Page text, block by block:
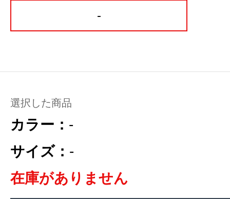
-
選択した商品
カラー： -
サイズ： -
在庫がありません